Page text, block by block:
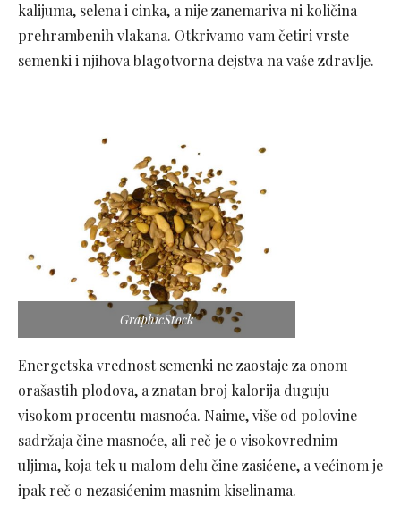
kalijuma, selena i cinka, a nije zanemariva ni količina
prehrambenih vlakana. Otkrivamo vam četiri vrste
semenki i njihova blagotvorna dejstva na vaše zdravlje.
GraphicStock
Energetska vrednost semenki ne zaostaje za onom
orašastih plodova, a znatan broj kalorija duguju
visokom procentu masnoća. Naime, više od polovine
sadržaja čine masnoće, ali reč je o visokovrednim
uljima, koja tek u malom delu čine zasićene, a većinom je
ipak reč o nezasićenim masnim kiselinama.